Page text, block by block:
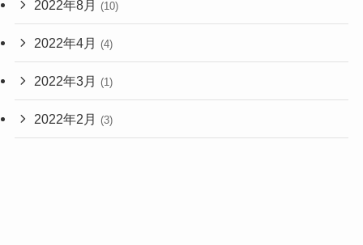
2022年8月 (10)
2022年4月 (4)
2022年3月 (1)
2022年2月 (3)